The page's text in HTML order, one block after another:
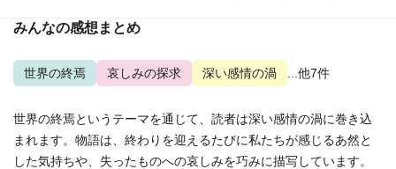
みんなの感想まとめ
世界の終焉 哀しみの探求 深い感情の渦 ...他7件
世界の終焉というテーマを通じて、読者は深い感情の渦に巻き込
まれます。物語は、終わりを迎えるたびに私たちが感じるあ然と
した気持ちや、失ったものへの哀しみを巧みに描写しています。